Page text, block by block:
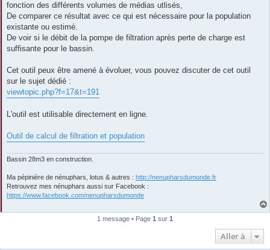
fonction des différents volumes de médias utlisés,
De comparer ce résultat avec ce qui est nécessaire pour la population
existante ou estimé.
De voir si le débit de la pompe de filtration après perte de charge est
suffisante pour le bassin.
Cet outil peux être amené à évoluer, vous pouvez discuter de cet outil
sur le sujet dédié :
viewtopic.php?f=17&t=191
L'outil est utilisable directement en ligne.
Outil de calcul de filtration et population
Bassin 28m3 en construction.
Ma pépinière de nénuphars, lotus & autres : http://nenupharsdumonde.fr
Retrouvez mes nénuphars aussi sur Facebook :
https://www.facebook.com/nenupharsdumonde
1 message • Page 1 sur 1
Aller à